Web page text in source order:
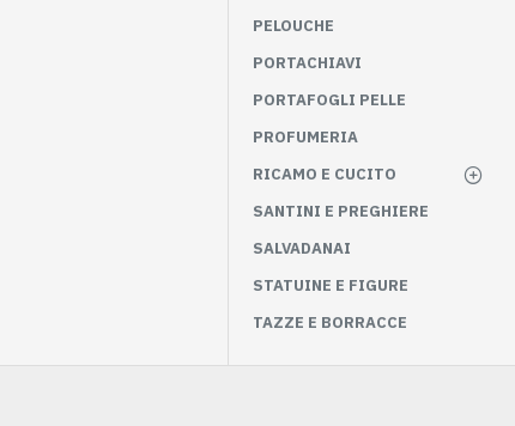
PELOUCHE
PORTACHIAVI
PORTAFOGLI PELLE
PROFUMERIA
RICAMO E CUCITO
SANTINI E PREGHIERE
SALVADANAI
STATUINE E FIGURE
TAZZE E BORRACCE